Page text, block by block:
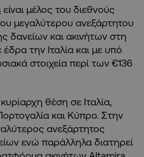
είναι μέλος του διεθνούς
μεγαλύτερου ανεξάρτητου
δανείων και ακινήτων στη
την Ιταλία και με υπό
στοιχεία περί των €136
θέση σε Ιταλία,
και Κύπρο. Στην
ανεξάρτητος
ενώ παράλληλα διατηρεί